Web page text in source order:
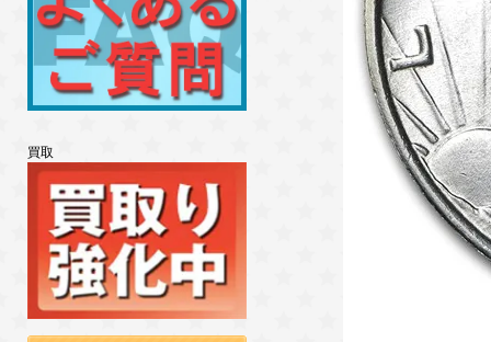
買取